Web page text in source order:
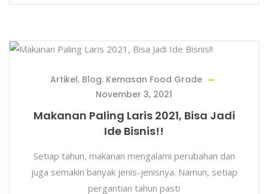
Artikel, Blog, Kemasan Food Grade
November 3, 2021
Makanan Paling Laris 2021, Bisa Jadi
Ide Bisnis!!
Setiap tahun, makanan mengalami perubahan dan
juga semakin banyak jenis-jenisnya. Namun, setiap
pergantian tahun pasti